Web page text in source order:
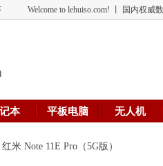
Welcome to lehuiso.com! 丨 国内权威
本 平板电脑 无人机
米 Note 11E Pro（5G版）